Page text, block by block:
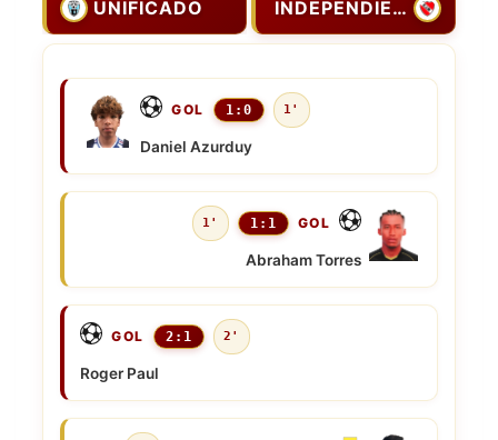
UNIFICADO INDEPENDIENTE
GOL 1:0 1'
Daniel Azurduy
1' 1:1 GOL
Abraham Torres
GOL 2:1 2'
Roger Paul